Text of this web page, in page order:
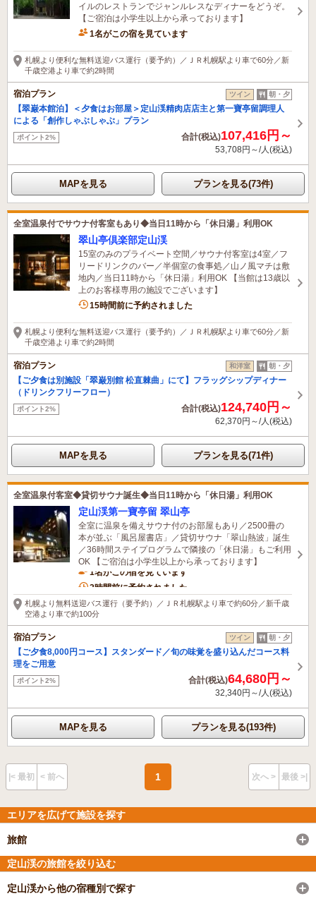
イルのレストランでジャンルレスなディナーをどうぞ。
【ご宿泊は小学生以上から承っております】
1名がこの宿を見ています
札幌より便利な無料送迎バス運行（要予約）／ＪＲ札幌駅より車で60分／新
千歳空港より車で約2時間
宿泊プラン ツイン 朝・夕
【翠巌本館泊】＜夕食はお部屋＞定山渓精肉店店主と第一寶亭留調理人
による「創作しゃぶしゃぶ」プラン
ポイント2% 合計(税込)107,416円～
53,708円～/人(税込)
MAPを見る プランを見る(73件)
全室温泉付でサウナ付客室もあり◆当日11時から「休日湯」利用OK
翠山亭倶楽部定山渓
15室のみのプライベート空間／サウナ付客室は4室／フ
リードリンクのバー／半個室の食事処／山ノ風マチは敷
地内／当日11時から「休日湯」利用OK 【当館は13歳以
上のお客様専用の施設でございます】
15時間前に予約されました
札幌より便利な無料送迎バス運行（要予約）／ＪＲ札幌駅より車で60分／新
千歳空港より車で約2時間
宿泊プラン 和洋室 朝・夕
【ご夕食は別施設「翠巌別館 松直棘曲」にて】フラッグシップディナー
（ドリンクフリーフロー）
ポイント2% 合計(税込)124,740円～
62,370円～/人(税込)
MAPを見る プランを見る(71件)
全室温泉付客室◆貸切サウナ誕生◆当日11時から「休日湯」利用OK
定山渓第一寶亭留 翠山亭
全室に温泉を備えサウナ付のお部屋もあり／2500冊の
本が並ぶ「風呂屋書店」／貸切サウナ「翠山熱波」誕生
／36時間ステイプログラムで隣接の「休日湯」もご利用
OK 【ご宿泊は小学生以上から承っております】
1名がこの宿を見ています
2時間前に予約されました
札幌より無料送迎バス運行（要予約）／ＪＲ札幌駅より車で約60分／新千歳
空港より車で約100分
宿泊プラン ツイン 朝・夕
【ご夕食8,000円コース】スタンダード／旬の味覚を盛り込んだコース料
理をご用意
ポイント2% 合計(税込)64,680円～
32,340円～/人(税込)
MAPを見る プランを見る(193件)
|< 最初 < 前へ 1 次へ > 最後 >|
エリアを広げて施設を探す
旅館
定山渓の旅館を絞り込む
定山渓から他の宿種別で探す